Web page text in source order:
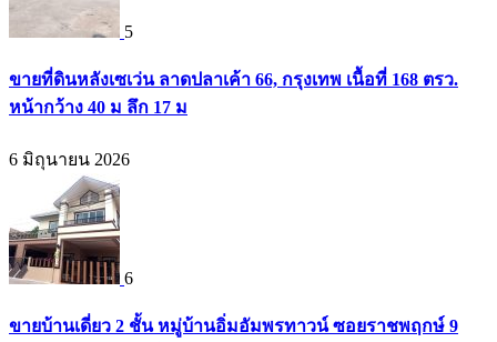
5
ขายที่ดินหลังเซเว่น ลาดปลาเค้า 66, กรุงเทพ เนื้อที่ 168 ตรว.
หน้ากว้าง 40 ม ลึก 17 ม
6 มิถุนายน 2026
6
ขายบ้านเดี่ยว 2 ชั้น หมู่บ้านอิ่มอัมพรทาวน์ ซอยราชพฤกษ์ 9